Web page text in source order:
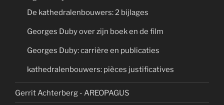
De kathedralenbouwers: 2 bijlages
Georges Duby over zijn boek en de film
Georges Duby: carrière en publicaties
kathedralenbouwers: pièces justificatives
Gerrit Achterberg - AREOPAGUS